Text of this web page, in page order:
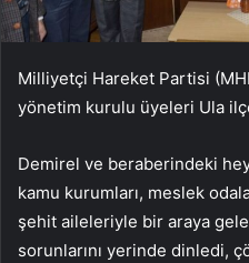
Milliyetçi Hareket Partisi
yönetim kurulu üyeleri Ula
Demirel ve beraberindeki
kamu kurumları, meslek
şehit aileleriyle bir araya
sorunlarını yerinde dinledi,